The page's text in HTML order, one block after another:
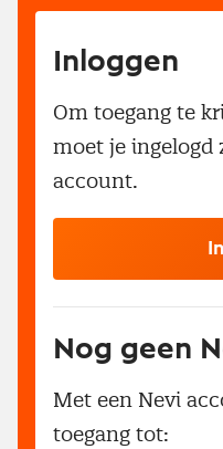
Inloggen
Om toegang te
moet je ingelogd
account.
Nog geen
Met een Nevi
toegang tot: